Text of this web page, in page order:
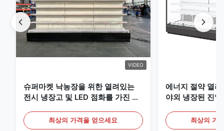
VIDEO
슈퍼마켓 낙농장을 위한 열려있는
전시 냉장고 및 LED 점화를 가진 음
최상의 가격을 얻으세요
에너지 절약 열
야외 냉장된 진열
최상의 가